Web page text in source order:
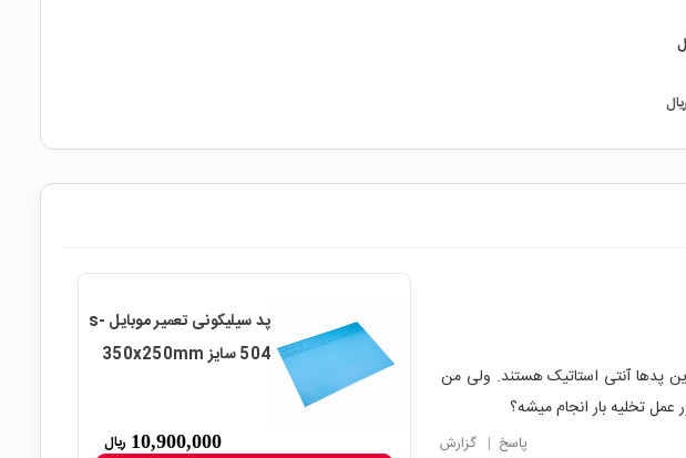
ریال
پدها آنتی استاتیک هستند. ولی من
تخلیه بار انجام میشه؟
پاسخ | گزارش
پد سیلیکونی تعمیر موبایل s-
504 سایز 350x250mm
10,900,000 ریال